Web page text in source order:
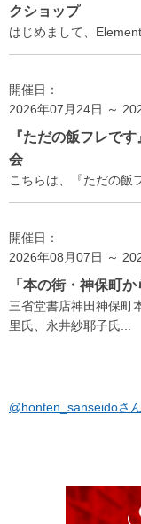
クショップ
はじめまして、
開催日：
2026年07月24日 ～
『ただの飯フレで
会
こちらは、『ただの飯
開催日：
2026年08月07日 ～
「本の街・神保町
三省堂書店神田神保町
里氏、永井紗耶子氏...
@honten_sanseidoさ